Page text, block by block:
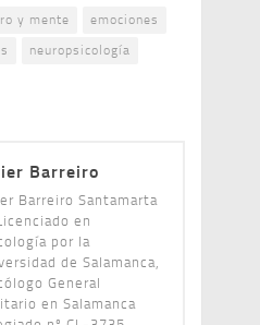
y mente
emociones
neuropsicología
Barreiro
Barreiro Santamarta
en
por la
de Salamanca,
General
en Salamanca